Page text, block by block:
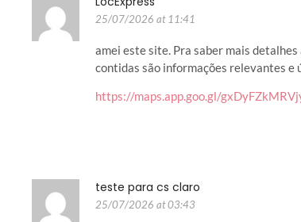
25/07/2026 at 11:41
amei este site. Pra saber mais
contidas são informações relevantes e
https://maps.app.goo.gl/
teste para cs claro
25/07/2026 at 03:43